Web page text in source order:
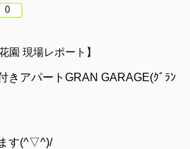
0
園 現場レポート】
きアパートGRAN GARAGE(ｸﾞﾗﾝ
す(^▽^)/